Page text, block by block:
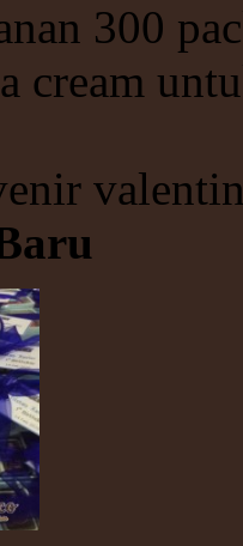
300
cream